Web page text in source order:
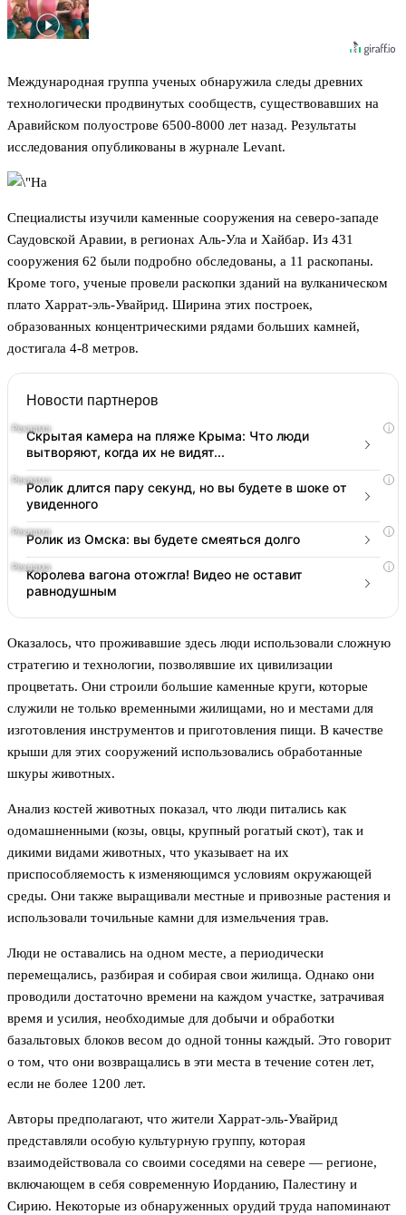
Международная группа ученых обнаружила следы древних
технологически продвинутых сообществ, существовавших на
Аравийском полуострове 6500-8000 лет назад. Результаты
исследования опубликованы в журнале Levant.
Специалисты изучили каменные сооружения на северо-западе
Саудовской Аравии, в регионах Аль-Ула и Хайбар. Из 431
сооружения 62 были подробно обследованы, а 11 раскопаны.
Кроме того, ученые провели раскопки зданий на вулканическом
плато Харрат-эль-Увайрид. Ширина этих построек,
образованных концентрическими рядами больших камней,
достигала 4-8 метров.
Новости партнеров
i
Скрытая камера на пляже Крыма: Что люди
вытворяют, когда их не видят...
i
Ролик длится пару секунд, но вы будете в шоке от
увиденного
i
Ролик из Омска: вы будете смеяться долго
i
Королева вагона отожгла! Видео не оставит
равнодушным
Оказалось, что проживавшие здесь люди использовали сложную
стратегию и технологии, позволявшие их цивилизации
процветать. Они строили большие каменные круги, которые
служили не только временными жилищами, но и местами для
изготовления инструментов и приготовления пищи. В качестве
крыши для этих сооружений использовались обработанные
шкуры животных.
Анализ костей животных показал, что люди питались как
одомашненными (козы, овцы, крупный рогатый скот), так и
дикими видами животных, что указывает на их
приспособляемость к изменяющимся условиям окружающей
среды. Они также выращивали местные и привозные растения и
использовали точильные камни для измельчения трав.
Люди не оставались на одном месте, а периодически
перемещались, разбирая и собирая свои жилища. Однако они
проводили достаточно времени на каждом участке, затрачивая
время и усилия, необходимые для добычи и обработки
базальтовых блоков весом до одной тонны каждый. Это говорит
о том, что они возвращались в эти места в течение сотен лет,
если не более 1200 лет.
Авторы предполагают, что жители Харрат-эль-Увайрид
представляли особую культурную группу, которая
взаимодействовала со своими соседями на севере — регионе,
включающем в себя современную Иорданию, Палестину и
Сирию. Некоторые из обнаруженных орудий труда напоминают